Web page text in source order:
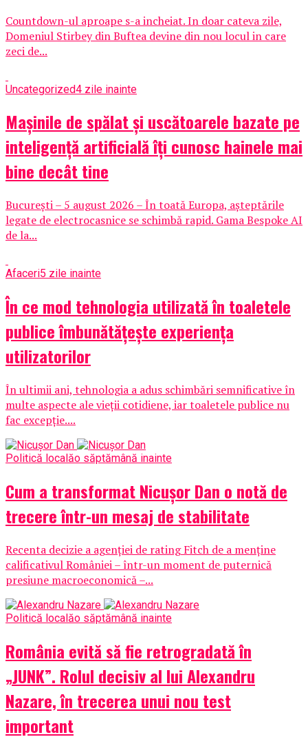
Countdown-ul aproape s-a incheiat. In doar cateva zile,
Domeniul Stirbey din Buftea devine din nou locul in care
zeci de...
Uncategorized4 zile inainte
Mașinile de spălat și uscătoarele bazate pe
inteligență artificială îți cunosc hainele mai
bine decât tine
București – 5 august 2026 – În toată Europa, așteptările
legate de electrocasnice se schimbă rapid. Gama Bespoke AI
de la...
Afaceri5 zile inainte
În ce mod tehnologia utilizată în toaletele
publice îmbunătățește experiența
utilizatorilor
În ultimii ani, tehnologia a adus schimbări semnificative în
multe aspecte ale vieții cotidiene, iar toaletele publice nu
fac excepție....
Politică localăo săptămână inainte
Cum a transformat Nicușor Dan o notă de
trecere într-un mesaj de stabilitate
Recenta decizie a agenției de rating Fitch de a menține
calificativul României – într-un moment de puternică
presiune macroeconomică –...
Politică localăo săptămână inainte
România evită să fie retrogradată în
„JUNK”. Rolul decisiv al lui Alexandru
Nazare, în trecerea unui nou test
important